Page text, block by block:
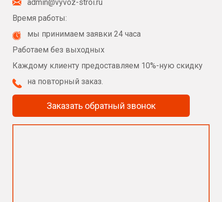
admin@vyvoz-stroi.ru
Время работы:
мы принимаем заявки 24 часа
Работаем без выходных
Каждому клиенту предоставляем 10%-ную скидку
на повторный заказ.
Заказать обратный звонок